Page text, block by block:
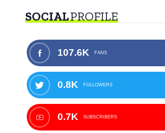
SOCIALPROFILE
107.6K FANS
0.8K FOLLOWERS
0.7K SUBSCRIBERS